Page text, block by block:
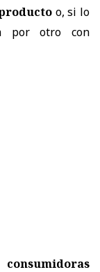
o, si lo
por otro con